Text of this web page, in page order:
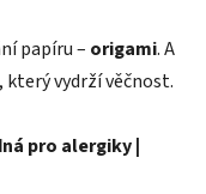
papíru – origami. A
vydrží věčnost.
pro alergiky |